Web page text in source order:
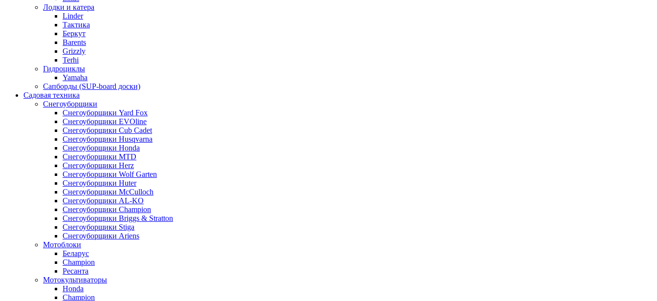
Лодки и катера
Linder
Тактика
Беркут
Barents
Grizzly
Terhi
Гидроциклы
Yamaha
Сапборды (SUP-board доски)
Садовая техника
Снегоуборщики
Снегоуборщики Yard Fox
Снегоуборщики EVOline
Снегоуборщики Cub Cadet
Снегоуборщики Husqvarna
Снегоуборщики Honda
Снегоуборщики MTD
Снегоуборщики Herz
Снегоуборщики Wolf Garten
Снегоуборщики Huter
Снегоуборщики McCulloch
Снегоуборщики AL-KO
Снегоуборщики Champion
Снегоуборщики Briggs & Stratton
Снегоуборщики Stiga
Снегоуборщики Ariens
Мотоблоки
Беларус
Champion
Ресанта
Мотокультиваторы
Honda
Champion